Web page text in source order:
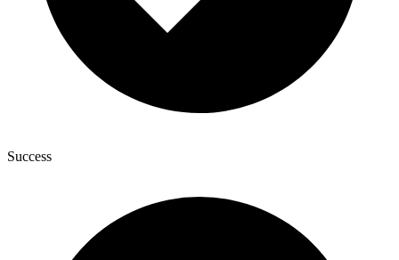
Success